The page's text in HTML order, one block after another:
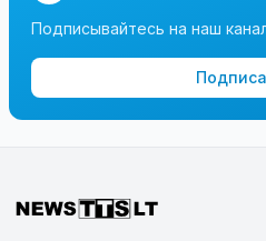
Подписывайтесь на наш